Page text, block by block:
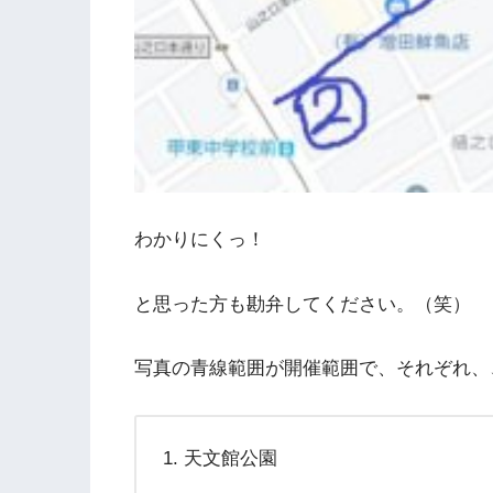
わかりにくっ！
と思った方も勘弁してください。（笑）
写真の青線範囲が開催範囲で、それぞれ
天文館公園